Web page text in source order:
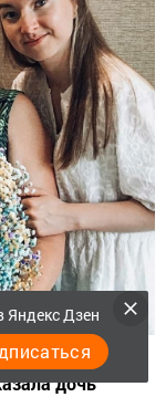
дочь
Дзен